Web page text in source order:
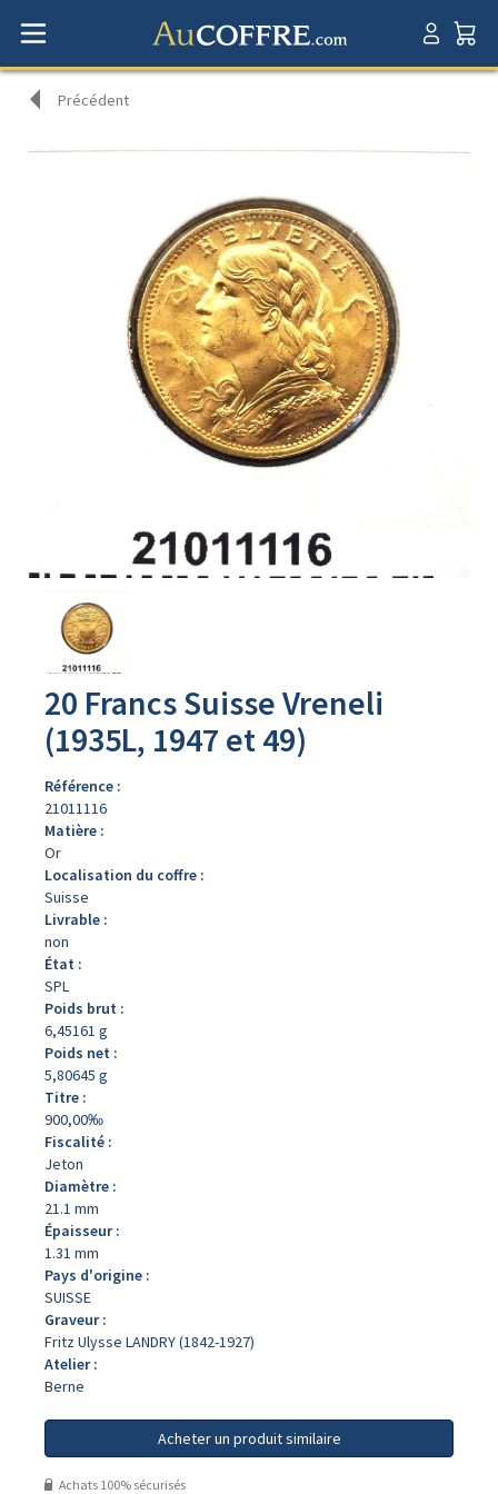
Précédent
produit
20 Francs Suisse Vreneli
(1935L, 1947 et 49)
Référence :
21011116
Matière :
Or
Localisation du coffre :
Suisse
Livrable :
non
État :
SPL
Poids brut :
6,45161 g
Poids net :
5,80645 g
Titre :
900,00‰
Fiscalité :
Jeton
Diamètre :
21.1 mm
Épaisseur :
1.31 mm
Pays d'origine :
SUISSE
Graveur :
Fritz Ulysse LANDRY (1842-1927)
Atelier :
Berne
Acheter un produit similaire
Achats 100% sécurisés